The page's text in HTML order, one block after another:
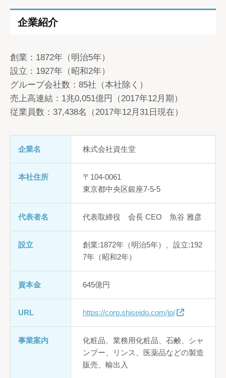
企業紹介
創業：1872年（明治5年）
設立：1927年（昭和2年）
グループ会社数：85社（本社除く）
売上高連結：1兆0,051億円（2017年12月期）
従業員数：37,438名（2017年12月31日現在）
企業名 株式会社資生堂
本社住所
〒104-0061
東京都中央区銀座7-5-5
代表者名 代表取締役 会長 CEO 魚谷 雅彦
設立
創業:1872年（明治5年）、設立:192
7年（昭和2年）
資本金 645億円
URL https://corp.shiseido.com/jp/
事業案内
化粧品、業務用化粧品、石鹸、シャ
ンプー、リンス、医薬品などの製造
販売、輸出入